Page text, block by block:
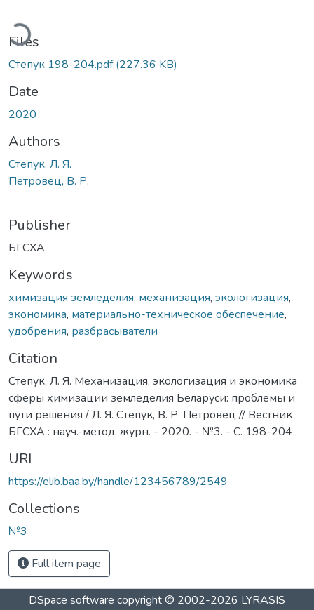
Files
Степук 198-204.pdf(227.36 KB)
Date
2020
Authors
Степук, Л. Я.
Петровец, В. Р.
Publisher
БГСХА
Keywords
химизация земледелия, механизация, экологизация,
экономика, материально-техническое обеспечение,
удобрения, разбрасыватели
Citation
Степук, Л. Я. Механизация, экологизация и экономика
сферы химизации земледелия Беларуси: проблемы и
пути решения / Л. Я. Степук, В. Р. Петровец // Вестник
БГСХА : науч.-метод. журн. - 2020. - №3. - С. 198-204
URI
https://elib.baa.by/handle/123456789/2549
Collections
№3
Full item page
DSpace software copyright © 2002-2026 LYRASIS